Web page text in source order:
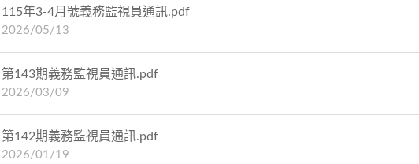
115年3-4月號義務監視員通訊.pdf
2026/05/13
第143期義務監視員通訊.pdf
2026/03/09
第142期義務監視員通訊.pdf
2026/01/19